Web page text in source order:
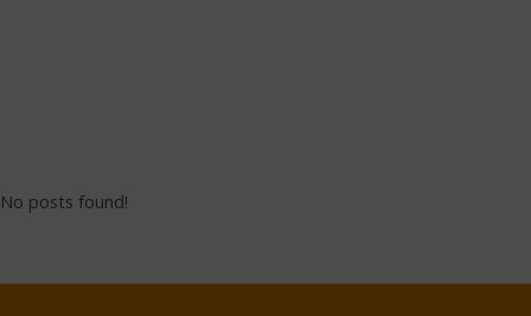
No posts found!